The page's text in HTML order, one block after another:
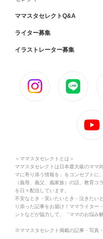
ママスタセレクトQ&A
ライター募集
イラストレーター募集
＜ママスタセレクトとは＞
ママスタセレクトは日本最大級のママ
マに寄り添う情報を」をコンセプトに
（義母、義父、義家族）の話、教育
を日々配信しています。
不安なとき・笑いたいとき・泣きたい
り添った記事をお届け！ママライター
ントなどが協力して、「ママのお悩み
※ママスタセレクト掲載の記事・写真